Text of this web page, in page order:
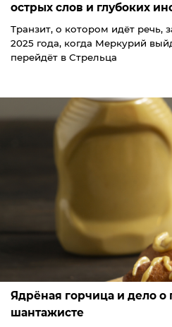
острых слов и глубоких
Транзит, о котором идёт речь,
2025 года, когда Меркурий
перейдёт в Стрельца
Ядрёная горчица и дело о
шантажисте